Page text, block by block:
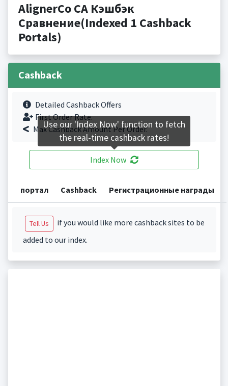
AlignerCo CA Кэшбэк
Сравнение(Indexed 1 Cashback
Portals)
Cashback
Detailed Cashback Offers
First Order Rate.
Max Cashback Amount Per Order.
Index Now
портал Cashback Регистрационные награды
Tell Us
if you would like more cashback sites to be
added to our index.
Use our 'Index Now' function to fetch
the real-time cashback rates!